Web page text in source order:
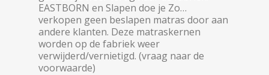
EASTBORN en Slapen doe je Zo…
verkopen geen beslapen matras door aan
andere klanten. Deze matraskernen
worden op de fabriek weer
verwijderd/vernietigd. (vraag naar de
voorwaarde)